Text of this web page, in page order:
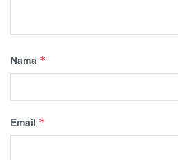
Nama *
Email *